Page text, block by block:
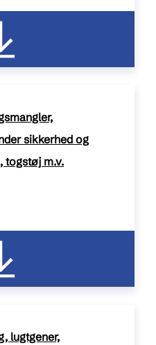
sikkerhed og
togstøj m.v.
lugtgener,